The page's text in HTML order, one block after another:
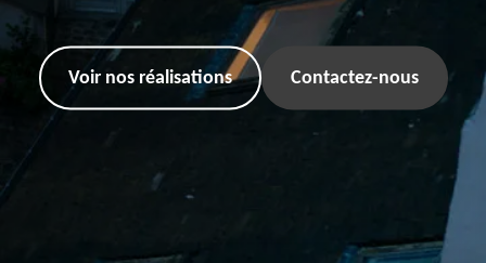
Voir nos réalisations Contactez-nous